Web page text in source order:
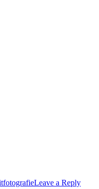
Leave a Reply